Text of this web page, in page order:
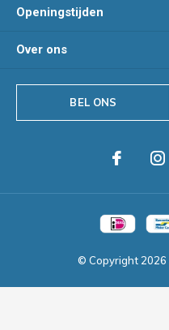
Openingstijden
Over ons
BEL ONS
© Copyright 2026